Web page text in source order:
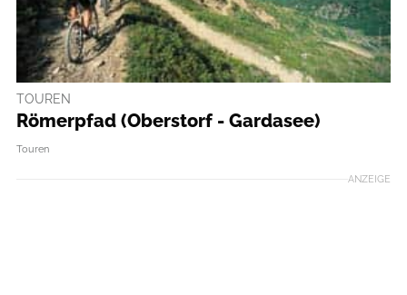
TOUREN
Römerpfad (Oberstorf - Gardasee)
Touren
ANZEIGE